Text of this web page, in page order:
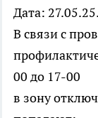
Дата: 27.05.25.
В связи с
00 до 17-00
в зону